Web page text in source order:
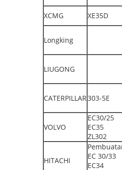
XCMG XE35D
Longking
LIUGONG
CATERPILLAR303-5E
VOLVO
EC30/25
EC35
ZL302
HITACHI
EC 30/33
EC34